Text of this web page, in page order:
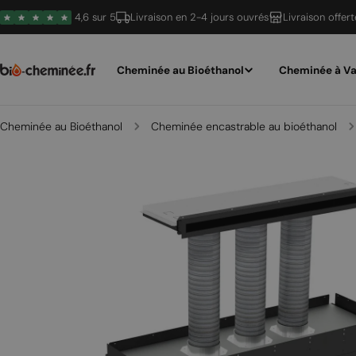
Passer
au
4,6 sur 5 Livraison en 2-4 jours ouvrés Livraison
Cheminée au Bioéthanol Cheminée à
Cheminée au Bioéthanol Cheminée encastrable au bioéthanol